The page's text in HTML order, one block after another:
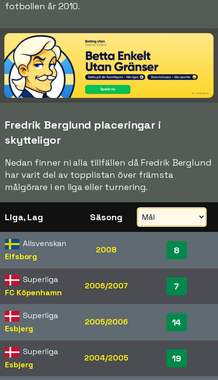
fotbollen år 2010.
Fredrik Berglund placeringar i
skytteligor
Nedan finner ni alla tillfällen då Fredrik Berglund
har varit del av topplistan över främsta
målgörare i en liga eller turnering.
Liga, Lag Säsong
Allsvenskan
Elfsborg
2008 8
Superliga
FC Köpenhamn
2006/2007 7
Superliga
Esbjerg
2005/2006 14
Superliga
Esbjerg
2004/2005 19